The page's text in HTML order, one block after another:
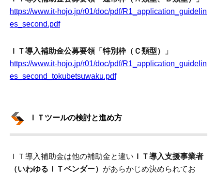
https://www.it-hojo.jp/r01/doc/pdf/R1_application_guidelin
es_second.pdf
ＩＴ導入補助金公募要領「特別枠（Ｃ類型）」
https://www.it-hojo.jp/r01/doc/pdf/R1_application_guidelin
es_second_tokubetsuwaku.pdf
ＩＴツールの検討と進め方
ＩＴ導入補助金は他の補助金と違い ＩＴ導入支援事業者
（いわゆるＩＴベンダー） があらかじめ決められてお